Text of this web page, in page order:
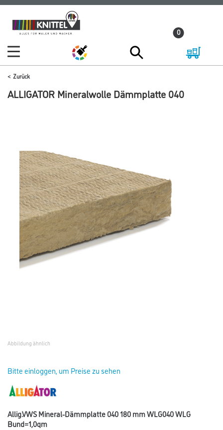
Zum
Inhalt
Zum
Navigationsmenü
0
Zurück
ALLIGATOR Mineralwolle Dämmplatte 040
Abbildung ähnlich
Bitte einloggen, um Preise zu sehen
Allig.VWS Mineral-Dämmplatte 040 180 mm WLG040 WLG
Bund=1,0qm